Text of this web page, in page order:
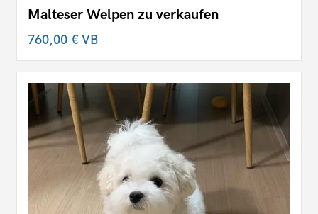
Malteser Welpen zu verkaufen
760,00 €VB